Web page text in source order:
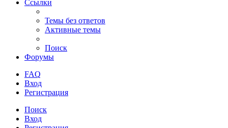
Ссылки
Темы без ответов
Активные темы
Поиск
Форумы
FAQ
Вход
Регистрация
Поиск
Вход